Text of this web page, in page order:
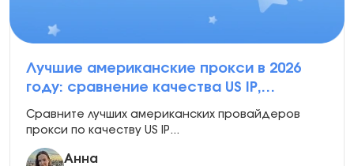
Лучшие американские прокси в 2026
году: сравнение качества US IP,
скорости и сценариев использования
Сравните лучших американских провайдеров
прокси по качеству US IP...
Анна